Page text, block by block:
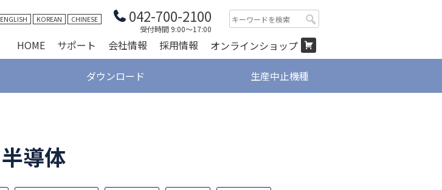
ENGLISH KOREAN CHINESE 042-700-2100
受付時間 9:00～17:00
検
索:
HOME
サポート 会社情報 採用情報 オンラインショップ
ダウンロード 生産中止機種
半導体